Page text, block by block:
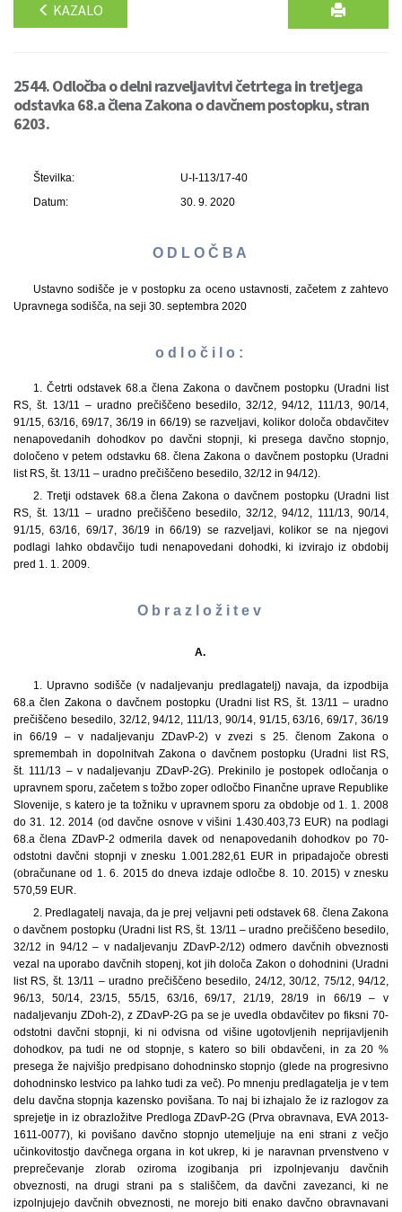
KAZALO
2544. Odločba o delni razveljavitvi četrtega in tretjega
odstavka 68.a člena Zakona o davčnem postopku, stran
6203.
Številka:
U-I-113/17-40
Datum:
30. 9. 2020
O D L O Č B A
Ustavno sodišče je v postopku za oceno ustavnosti, začetem z zahtevo
Upravnega sodišča, na seji 30. septembra 2020
o d l o č i l o :
1. Četrti odstavek 68.a člena Zakona o davčnem postopku (Uradni list
RS, št. 13/11 – uradno prečiščeno besedilo, 32/12, 94/12, 111/13, 90/14,
91/15, 63/16, 69/17, 36/19 in 66/19) se razveljavi, kolikor določa obdavčitev
nenapovedanih dohodkov po davčni stopnji, ki presega davčno stopnjo,
določeno v petem odstavku 68. člena Zakona o davčnem postopku (Uradni
list RS, št. 13/11 – uradno prečiščeno besedilo, 32/12 in 94/12).
2. Tretji odstavek 68.a člena Zakona o davčnem postopku (Uradni list
RS, št. 13/11 – uradno prečiščeno besedilo, 32/12, 94/12, 111/13, 90/14,
91/15, 63/16, 69/17, 36/19 in 66/19) se razveljavi, kolikor se na njegovi
podlagi lahko obdavčijo tudi nenapovedani dohodki, ki izvirajo iz obdobij
pred 1. 1. 2009.
O b r a z l o ž i t e v
A.
1.
Upravno sodišče (v nadaljevanju predlagatelj) navaja, da izpodbija
68.a člen Zakona o davčnem postopku (Uradni list RS, št. 13/11 – uradno
prečiščeno besedilo, 32/12, 94/12, 111/13, 90/14, 91/15, 63/16, 69/17, 36/19
in 66/19 – v nadaljevanju ZDavP-2) v zvezi s 25. členom Zakona o
spremembah in dopolnitvah Zakona o davčnem postopku (Uradni list RS,
št. 111/13 – v nadaljevanju ZDavP-2G). Prekinilo je postopek odločanja o
upravnem sporu, začetem s tožbo zoper odločbo Finančne uprave Republike
Slovenije, s katero je ta tožniku v upravnem sporu za obdobje od 1. 1. 2008
do 31. 12. 2014 (od davčne osnove v višini 1.430.403,73 EUR) na podlagi
68.a člena ZDavP-2 odmerila davek od nenapovedanih dohodkov po 70-
odstotni davčni stopnji v znesku 1.001.282,61 EUR in pripadajoče obresti
(obračunane od 1. 6. 2015 do dneva izdaje odločbe 8. 10. 2015) v znesku
570,59 EUR.
2. Predlagatelj navaja, da je prej veljavni peti odstavek 68. člena Zakona
o davčnem postopku (Uradni list RS, št. 13/11 – uradno prečiščeno besedilo,
32/12 in 94/12 – v nadaljevanju ZDavP-2/12) odmero davčnih obveznosti
vezal na uporabo davčnih stopenj, kot jih določa Zakon o dohodnini (Uradni
list RS, št. 13/11 – uradno prečiščeno besedilo, 24/12, 30/12, 75/12, 94/12,
96/13, 50/14, 23/15, 55/15, 63/16, 69/17, 21/19, 28/19 in 66/19 – v
nadaljevanju ZDoh-2), z ZDavP-2G pa se je uvedla obdavčitev po fiksni 70-
odstotni davčni stopnji, ki ni odvisna od višine ugotovljenih neprijavljenih
dohodkov, pa tudi ne od stopnje, s katero so bili obdavčeni, in za 20 %
presega že najvišjo predpisano dohodninsko stopnjo (glede na progresivno
dohodninsko lestvico pa lahko tudi za več). Po mnenju predlagatelja je v tem
delu davčna stopnja kazensko povišana. To naj bi izhajalo že iz razlogov za
sprejetje in iz obrazložitve Predloga ZDavP-2G (Prva obravnava, EVA 2013-
1611-0077), ki povišano davčno stopnjo utemeljuje na eni strani z večjo
učinkovitostjo davčnega organa in kot ukrep, ki je naravnan prvenstveno v
preprečevanje zlorab oziroma izogibanja pri izpolnjevanju davčnih
obveznosti, na drugi strani pa s stališčem, da davčni zavezanci, ki ne
izpolnjujejo davčnih obveznosti, ne morejo biti enako davčno obravnavani